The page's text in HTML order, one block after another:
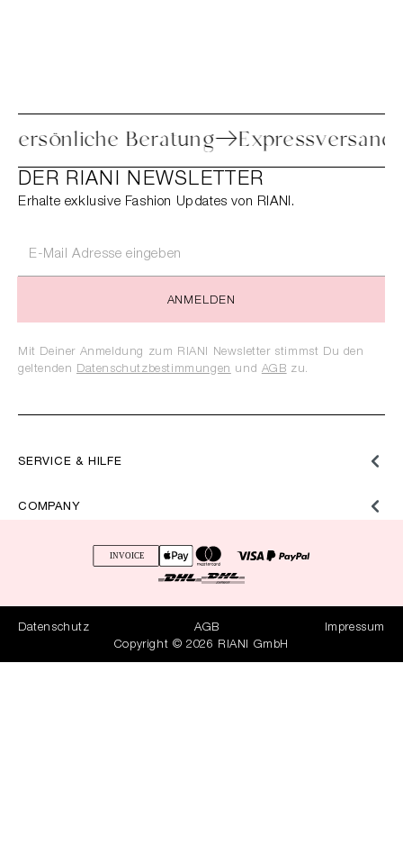
Persönliche Beratung
SERVICE & HILFE
COMPANY
DER RIANI NEWSLETTER
Erhalte exklusive Fashion Updates von RIANI.
ANMELDEN
Mit Deiner Anmeldung zum RIANI Newsletter stimmst Du den
geltenden Datenschutzbestimmungen und AGB zu.
Datenschutz AGB
Impressum
Copyright © 2026 RIANI GmbH